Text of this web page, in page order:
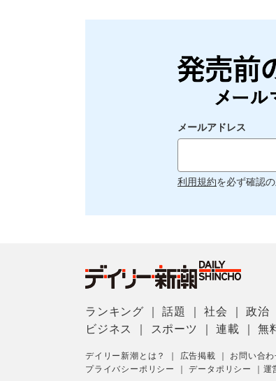
メールアドレス
利用規約を必ず確認
ランキング ｜話題 ｜社会 ｜政治
ビジネス
スポーツ ｜連載 ｜無
デイリー新潮とは？ 広告掲載 お問い合わ
プライバシーポリシー
｜データポリシー 運